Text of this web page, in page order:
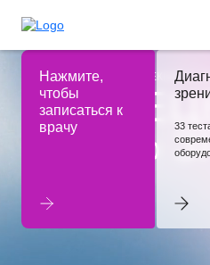
ЦЕНТР КОРРЕКЦИИ И
100%
Нажмите,
чтобы
записаться к
врачу
33